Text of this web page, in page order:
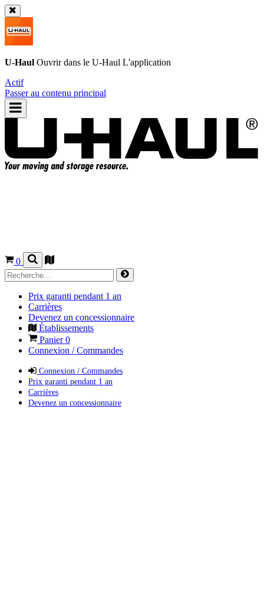
U-Haul Ouvrir dans le U-Haul L'application
Actif
Passer au contenu principal
0
Prix garanti pendant 1 an
Carrières
Devenez un concessionnaire
Établissements
Panier0
Connexion / Commandes
Connexion / Commandes
Prix garanti pendant 1 an
Carrières
Devenez un concessionnaire